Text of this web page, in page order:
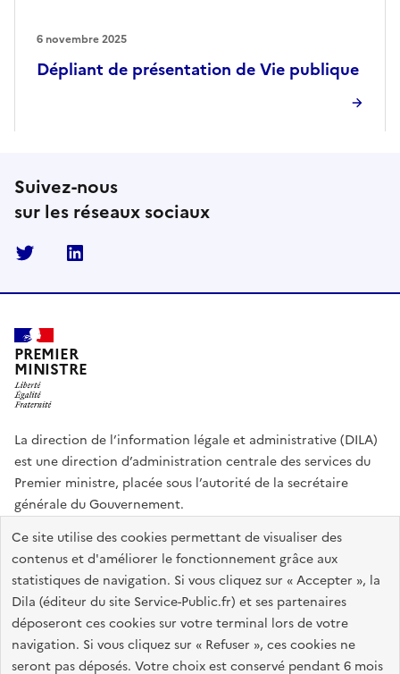
Ce site utilise des cookies permettant de visualiser des
contenus et d'améliorer le fonctionnement grâce aux
statistiques de navigation. Si vous cliquez sur « Accepter », la
Dila (éditeur du site Service-Public.fr) et ses partenaires
déposeront ces cookies sur votre terminal lors de votre
navigation. Si vous cliquez sur « Refuser », ces cookies ne
seront pas déposés. Votre choix est conservé pendant 6 mois
Dépliant de présentation de Vie publique
6 novembre 2025
Suivez-nous
sur les réseaux sociaux
Twitter
PREMIER
MINISTRE
La direction de l’information légale et administrative (DILA)
est une direction d’administration centrale des services du
Premier ministre, placée sous l’autorité de la secrétaire
générale du Gouvernement.
info.gouv.fr
assemblee-nationale.fr
sénat.fr
Répertoire des informations publiques
Plan du site
Accessibilité des sites de la DILA
Mentions légales Recrutement